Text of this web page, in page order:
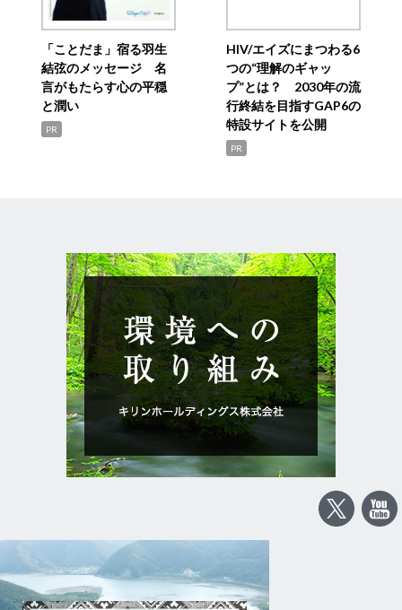
「ことだま」宿る羽生
結弦のメッセージ 名
言がもたらす心の平穏
と潤い
PR
HIV/エイズにまつわる6
つの“理解のギャッ
プ”とは？ 2030年の流
行終結を目指すGAP6の
特設サイトを公開
PR